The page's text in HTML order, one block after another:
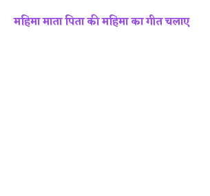
महिमा माता पिता की महिमा का गीत चलाए